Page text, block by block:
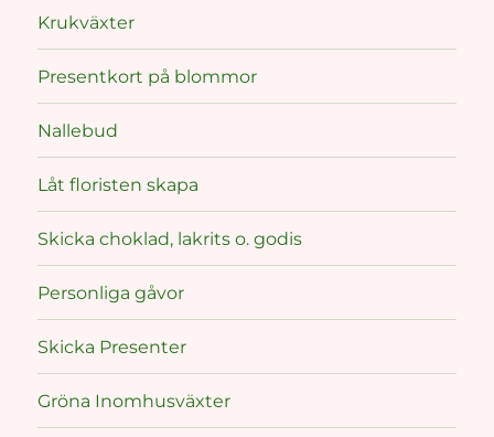
Krukväxter
Presentkort på blommor
Nallebud
Låt floristen skapa
Skicka choklad, lakrits o. godis
Personliga gåvor
Skicka Presenter
Gröna Inomhusväxter